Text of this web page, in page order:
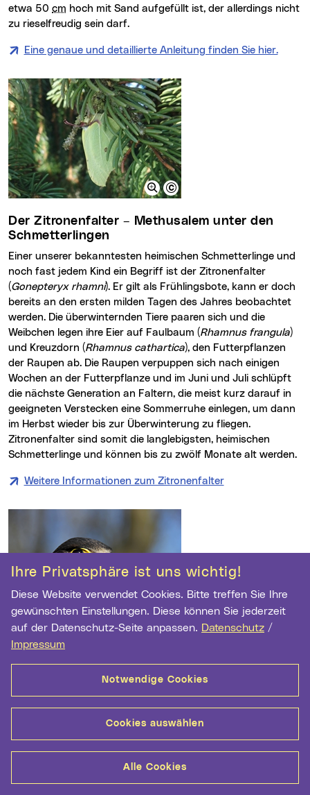
Ihre Privatsphäre ist uns wichtig!
Diese Website verwendet Cookies. Bitte treffen Sie Ihre
gewünschten Einstellungen. Diese können Sie jederzeit
auf der Datenschutz-Seite anpassen. Datenschutz /
Impressum
Notwendige Cookies
Cookies auswählen
Alle Cookies
etwa 50 cm hoch mit Sand aufgefüllt ist, der allerdings nicht
zu rieselfreudig sein darf.
Eine genaue und detaillierte Anleitung finden Sie hier.
Der Zitronenfalter – Methusalem unter den
Schmetterlingen
Einer unserer bekanntesten heimischen Schmetterlinge und
noch fast jedem Kind ein Begriff ist der Zitronenfalter
(Gonepteryx rhamni). Er gilt als Frühlingsbote, kann er doch
bereits an den ersten milden Tagen des Jahres beobachtet
werden. Die überwinternden Tiere paaren sich und die
Weibchen legen ihre Eier auf Faulbaum (Rhamnus frangula)
und Kreuzdorn (Rhamnus cathartica), den Futterpflanzen
der Raupen ab. Die Raupen verpuppen sich nach einigen
Wochen an der Futterpflanze und im Juni und Juli schlüpft
die nächste Generation an Faltern, die meist kurz darauf in
geeigneten Verstecken eine Sommerruhe einlegen, um dann
im Herbst wieder bis zur Überwinterung zu fliegen.
Zitronenfalter sind somit die langlebigsten, heimischen
Schmetterlinge und können bis zu zwölf Monate alt werden.
Weitere Informationen zum Zitronenfalter
Der Wanderfalke – das schnellste Tier der Welt
lebt auch in Linz!
Falco peregrinus)ist einer der
bekanntesten und am meisten bewunderten Vögel der Welt,
stromlinienförmigen Körpers kann er sich schneller als alle
anderen Lebewesen durch den freien Luftraum bewegen. Der